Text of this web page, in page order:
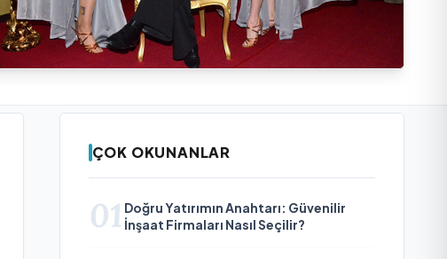
ÇOK OKUNANLAR
01 Doğru Yatırımın Anahtarı: Güvenilir
İnşaat Firmaları Nasıl Seçilir?